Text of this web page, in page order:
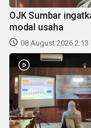
OJK Sumbar
modal usaha
08 August 2026 2:13